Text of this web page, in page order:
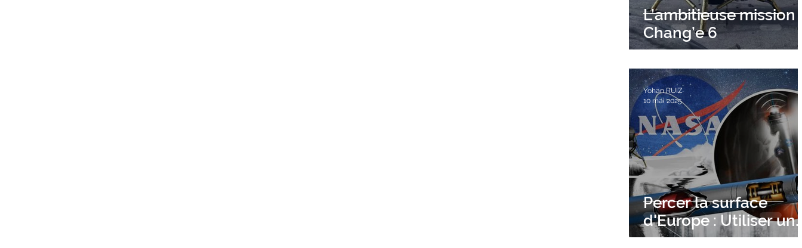
L’ambitieuse mission
Chang’e 6
Percer la surface
d'Europe : Utiliser un
tunnelier nucléaire
Yohan RUIZ
10 mai 2025